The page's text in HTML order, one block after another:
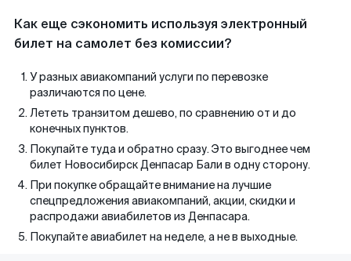
Как еще сэкономить используя электронный
билет на самолет без комиссии?
У разных авиакомпаний услуги по перевозке
различаются по цене.
Лететь транзитом дешево, по сравнению от и до
конечных пунктов.
Покупайте туда и обратно сразу. Это выгоднее чем
билет Новосибирск Денпасар Бали в одну сторону.
При покупке обращайте внимание на лучшие
спецпредложения авиакомпаний, акции, скидки и
распродажи авиабилетов из Денпасара.
Покупайте авиабилет на неделе, а не в выходные.